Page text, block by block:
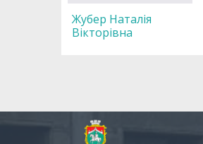
Жубер Наталія
Вікторівна